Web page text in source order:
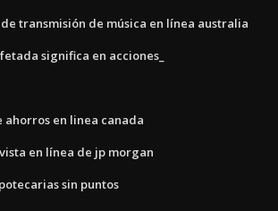
transmisión de música en línea australia
significa en acciones_
ahorros en linea canada
en línea de jp morgan
sin puntos